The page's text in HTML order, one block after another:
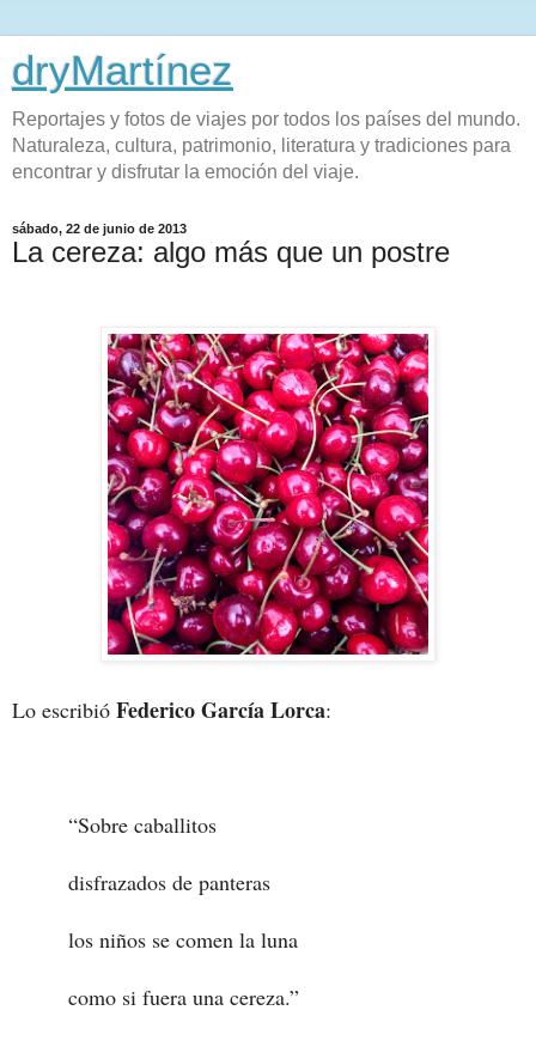
dryMartínez
Reportajes y fotos de viajes por todos los países del mundo.
Naturaleza, cultura, patrimonio, literatura y tradiciones para
encontrar y disfrutar la emoción del viaje.
sábado, 22 de junio de 2013
La cereza: algo más que un postre
Lo escribió Federico García Lorca:
“Sobre caballitos
disfrazados de panteras
los niños se comen la luna
como si fuera una cereza.”